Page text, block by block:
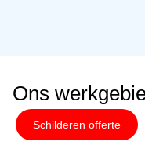
Ons
Schilderen offerte